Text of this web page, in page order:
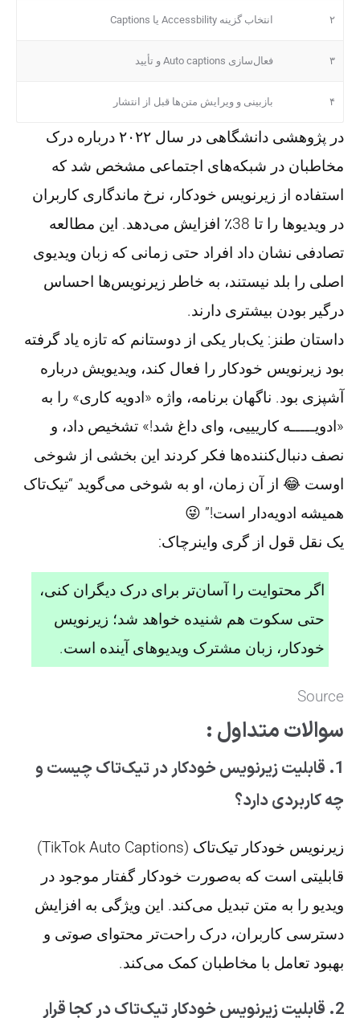
۲ انتخاب گزینه Accessbility یا Captions
۳ فعال‌سازی Auto captions و تأیید
۴ بازبینی و ویرایش متن‌ها قبل از انتشار
در پژوهشی دانشگاهی در سال ۲۰۲۲ درباره درک
مخاطبان در شبکه‌های اجتماعی مشخص شد که
استفاده از زیرنویس خودکار، نرخ ماندگاری کاربران
در ویدیوها را تا 38٪ افزایش می‌دهد. این مطالعه
تصادفی نشان داد افراد حتی زمانی که زبان ویدیوی
اصلی را بلد نیستند، به خاطر زیرنویس‌ها احساس
درگیر بودن بیشتری دارند.
داستان طنز: یک‌بار یکی از دوستانم که تازه یاد گرفته
بود زیرنویس خودکار را فعال کند، ویدیویش درباره
آشپزی بود. ناگهان برنامه، واژه «ادویه کاری» را به
«ادویـــــه کاریییی، وای داغ شد!» تشخیص داد، و
نصف دنبال‌کننده‌ها فکر کردند این بخشی از شوخی
اوست 😂 از آن زمان، او به شوخی می‌گوید “تیک‌تاک
همیشه ادویه‌دار است!” 😜
یک نقل قول از گری واینرچاک:
اگر محتوایت را آسان‌تر برای درک دیگران کنی،
حتی سکوت هم شنیده خواهد شد؛ زیرنویس
خودکار، زبان مشترک ویدیوهای آینده است.
Source
سوالات متداول :
1. قابلیت زیرنویس خودکار در تیک‌تاک چیست و
چه کاربردی دارد؟
زیرنویس خودکار تیک‌تاک (TikTok Auto Captions)
قابلیتی است که به‌صورت خودکار گفتار موجود در
ویدیو را به متن تبدیل می‌کند. این ویژگی به افزایش
دسترسی کاربران، درک راحت‌تر محتوای صوتی و
بهبود تعامل با مخاطبان کمک می‌کند.
2. قابلیت زیرنویس خودکار تیک‌تاک در کجا قرار